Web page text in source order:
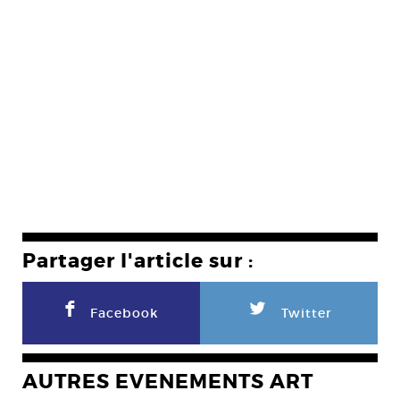
Partager l'article sur :
F Facebook L Twitter
AUTRES EVENEMENTS ART